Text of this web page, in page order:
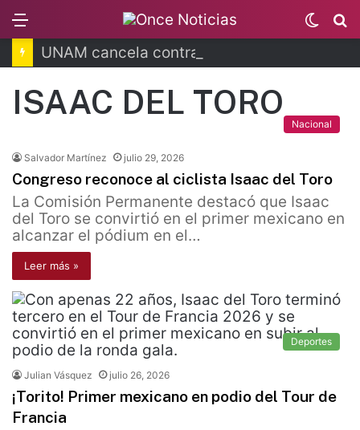
Switch
skin
ISAAC DEL TORO
Nacional
Salvador Martínez julio 29, 2026
Congreso reconoce al ciclista Isaac del Toro
La Comisión Permanente destacó que Isaac
del Toro se convirtió en el primer mexicano en
alcanzar el pódium en el…
Leer más »
Deportes
Julian Vásquez julio 26, 2026
¡Torito! Primer mexicano en podio del Tour de
Francia